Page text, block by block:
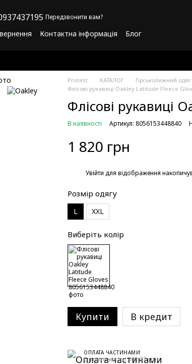
Передзвонити вам?
Контактна інформація
Блог
Protest КАТАЛОГ Гірськолижний одяг
Флісові рукавиці Oakley Latitude Fleece
Флісові рукавиці
В наявності Артикул: 8056153448840
1 820 грн
Увійти для відображення
Розмір одягу
L XXL
Виберіть колір
Купити В кредит
ОПЛАТА ЧАСТИНАМИ
6 платежів по 303.33 грн